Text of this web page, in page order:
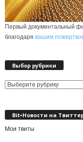
Первый документальный
благодаря вашим
Выбор рубрики
Выбор
Bit•Новости на
Мои твиты